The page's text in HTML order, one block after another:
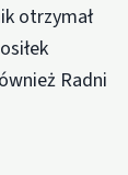
otrzymał
Radni